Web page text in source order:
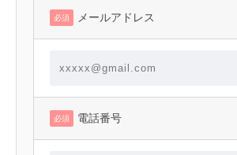
必須 メールアドレス
必須 電話番号